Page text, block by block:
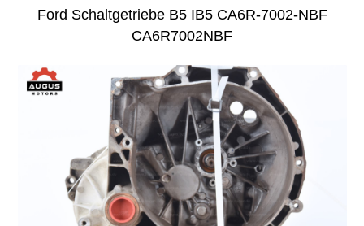
Ford Schaltgetriebe B5 IB5 CA6R-7002-NBF
CA6R7002NBF